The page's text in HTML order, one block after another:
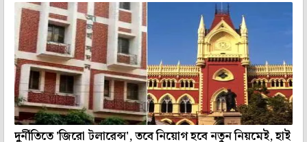
দুর্নীতিতে 'জিরো টলারেন্স', তবে নিয়োগ হবে নতুন নিয়মেই, হাই